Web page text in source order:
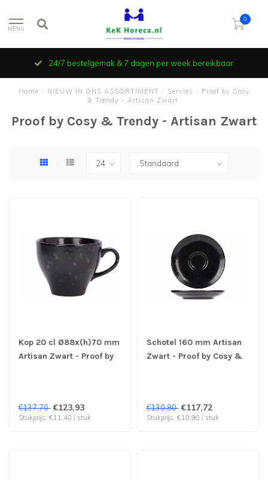
MENU
0
24/7 bestelgemak & 7 dagen per week bereikbaar
Home NIEUW IN ONS ASSORTIMENT Servies
Proof by Cosy
& Trendy - Artisan Zwart
Proof by Cosy & Trendy - Artisan Zwart
Kop 20 cl Ø88x(h)70 mm
Artisan Zwart - Proof by
€137,70 €123,93
Stukprijs: €11,48 / stuk
Schotel 160 mm Artisan
Zwart - Proof by Cosy &
€130,80 €117,72
Stukprijs: €10,90 / stuk